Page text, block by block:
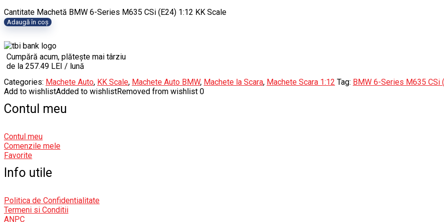
Cantitate Machetă BMW 6-Series M635 CSi (E24) 1:12 KK Scale
Adaugă în coș
Cumpără acum, plătește mai târziu
de la 257.49 LEI / lună
Categories: Machete Auto, KK Scale, Machete Auto BMW, Machete la Scara, Machete Scara 1:12 Tag: BMW 6-Series M635 CSi
Add to wishlistAdded to wishlistRemoved from wishlist 0
Contul meu
Contul meu
Comenzile mele
Favorite
Info utile
Politica de Confidentialitate
Termeni si Conditii
ANPC